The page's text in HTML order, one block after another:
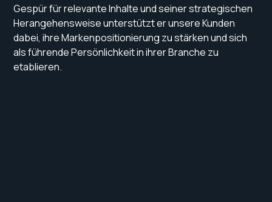
Gespür für relevante Inhalte und seiner strategischen
Herangehensweise unterstützt er unsere Kunden
dabei, ihre Markenpositionierung zu stärken und sich
als führende Persönlichkeit in ihrer Branche zu
etablieren.